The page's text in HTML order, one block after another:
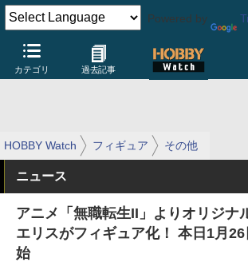
Powered by
カテゴリ 過去記事
HOBBY Watch フィギュア その他
ニュース
アニメ「無職転生II」よりオリジナ
エリスがフィギュア化！ 本日1月
始